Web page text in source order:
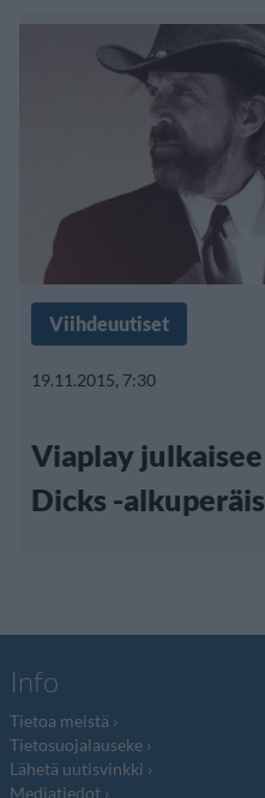
Viihdeuutiset
19.11.2015, 7:30
Viaplay
Dicks -
Info
Tietoa meistä
Tietosuojalauseke
Lähetä uutisvinkki
Mediatiedot